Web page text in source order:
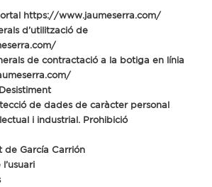
https://www.jaumeserra.com/
d’utilització de
de contractació a la botiga en línia
de dades de caràcter personal
i industrial. Prohibició
de García Carrión